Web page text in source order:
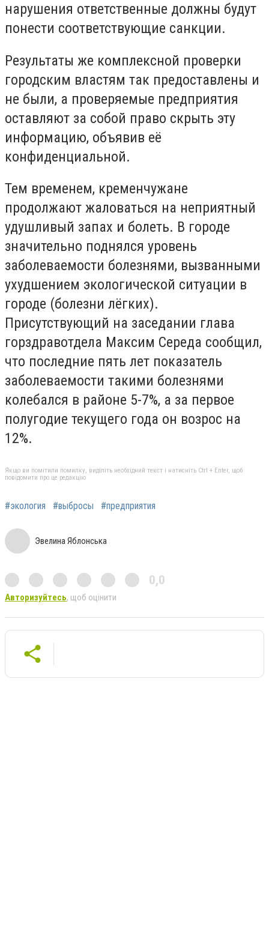
нарушения ответственные должны будут
понести соответствующие санкции.
Результаты же комплексной проверки
городским властям так предоставлены и
не были, а проверяемые предприятия
оставляют за собой право скрыть эту
информацию, объявив её
конфиденциальной.
Тем временем, кременчужане
продолжают жаловаться на неприятный
удушливый запах и болеть. В городе
значительно поднялся уровень
заболеваемости болезнями, вызванными
ухудшением экологической ситуации в
городе (болезни лёгких).
Присутствующий на заседании глава
горздравотдела Максим Середа сообщил,
что последние пять лет показатель
заболеваемости такими болезнями
колебался в районе 5-7%, а за первое
полугодие текущего года он возрос на
12%.
Якщо ви помітили помилку, виділіть необхідний текст і натисніть Ctrl + Enter, щоб
повідомити про це редакцію
#экология #выбросы #предприятия
Эвелина Яблонська
0,0
Авторизуйтесь, щоб оцінити